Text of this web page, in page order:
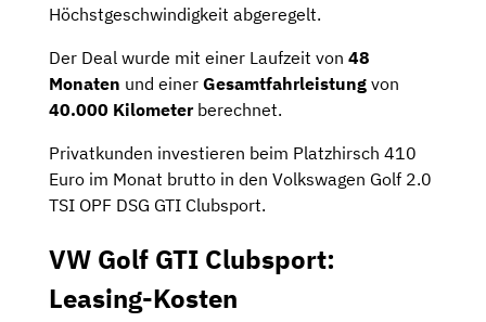
Höchstgeschwindigkeit abgeregelt.
Der Deal wurde mit einer Laufzeit von 48
Monaten und einer Gesamtfahrleistung von
40.000 Kilometerberechnet.
Privatkunden investieren beim Platzhirsch 410
Euro im Monat brutto in den Volkswagen Golf 2.0
TSI OPF DSG GTI Clubsport.
VW Golf GTI Clubsport:
Leasing-Kosten